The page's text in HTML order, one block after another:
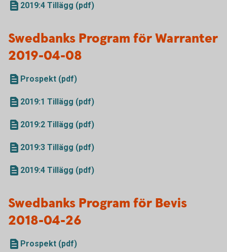
2019:4 Tillägg (pdf)
Swedbanks Program för Warranter
2019-04-08
Prospekt (pdf)
2019:1 Tillägg (pdf)
2019:2 Tillägg (pdf)
2019:3 Tillägg (pdf)
2019:4 Tillägg (pdf)
Swedbanks Program för Bevis
2018-04-26
Prospekt (pdf)